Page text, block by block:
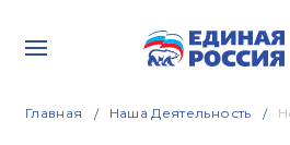
Главная Наша Деятельность